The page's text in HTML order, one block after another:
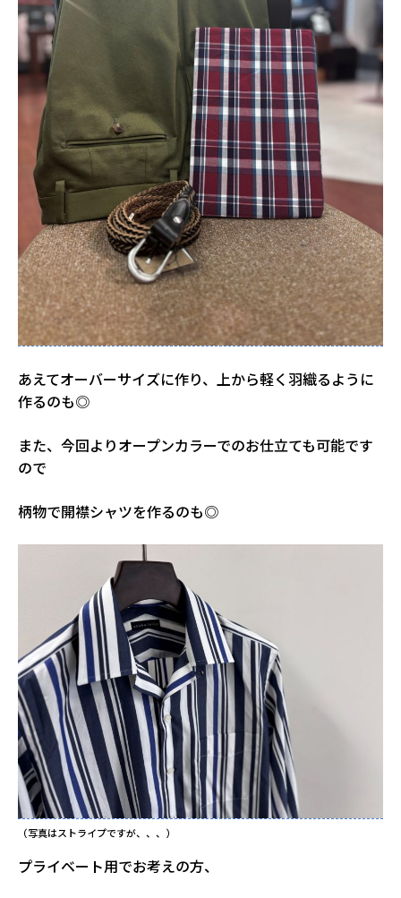
あえてオーバーサイズに作り、上から軽く羽織るように
作るのも◎
また、今回よりオープンカラーでのお仕立ても可能です
ので
柄物で開襟シャツを作るのも◎
（写真はストライプですが、、、）
プライベート用でお考えの方、